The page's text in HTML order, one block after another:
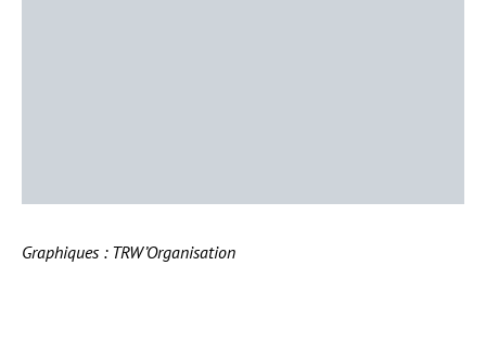
Graphiques : TRW’Organisation